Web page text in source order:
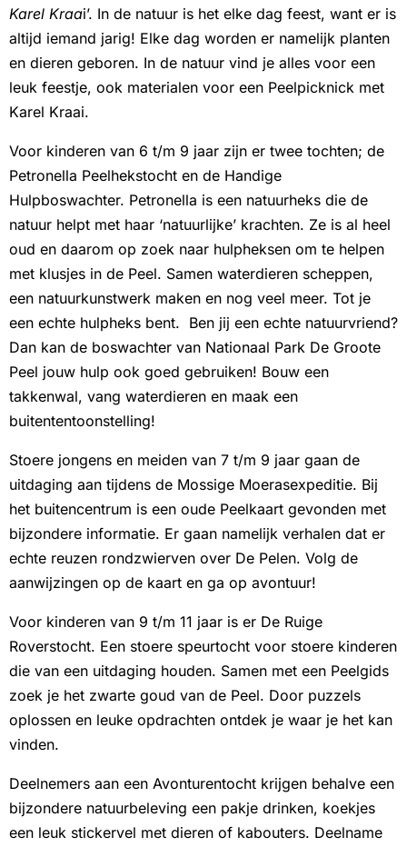
Karel Kraai’. In de natuur is het elke dag feest, want er is
altijd iemand jarig! Elke dag worden er namelijk planten
en dieren geboren. In de natuur vind je alles voor een
leuk feestje, ook materialen voor een Peelpicknick met
Karel Kraai.
Voor kinderen van 6 t/m 9 jaar zijn er twee tochten; de
Petronella Peelhekstocht en de Handige
Hulpboswachter. Petronella is een natuurheks die de
natuur helpt met haar ‘natuurlijke’ krachten. Ze is al heel
oud en daarom op zoek naar hulpheksen om te helpen
met klusjes in de Peel. Samen waterdieren scheppen,
een natuurkunstwerk maken en nog veel meer. Tot je
een echte hulpheks bent. Ben jij een echte natuurvriend?
Dan kan de boswachter van Nationaal Park De Groote
Peel jouw hulp ook goed gebruiken! Bouw een
takkenwal, vang waterdieren en maak een
buitententoonstelling!
Stoere jongens en meiden van 7 t/m 9 jaar gaan de
uitdaging aan tijdens de Mossige Moerasexpeditie. Bij
het buitencentrum is een oude Peelkaart gevonden met
bijzondere informatie. Er gaan namelijk verhalen dat er
echte reuzen rondzwierven over De Pelen. Volg de
aanwijzingen op de kaart en ga op avontuur!
Voor kinderen van 9 t/m 11 jaar is er De Ruige
Roverstocht. Een stoere speurtocht voor stoere kinderen
die van een uitdaging houden. Samen met een Peelgids
zoek je het zwarte goud van de Peel. Door puzzels
oplossen en leuke opdrachten ontdek je waar je het kan
vinden.
Deelnemers aan een Avonturentocht krijgen behalve een
bijzondere natuurbeleving een pakje drinken, koekjes
een leuk stickervel met dieren of kabouters. Deelname